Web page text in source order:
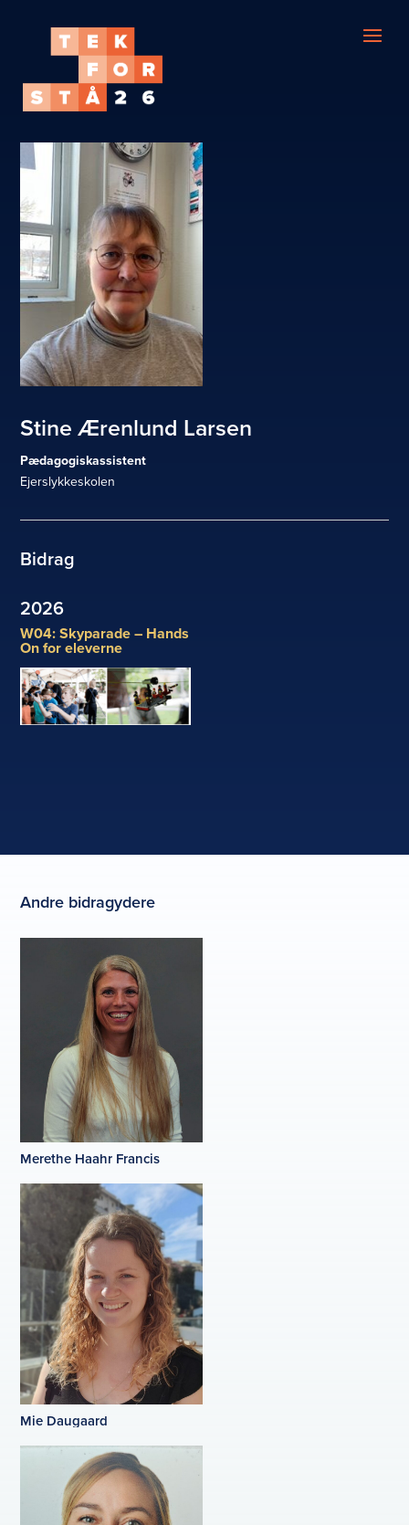
Stine Ærenlund Larsen
Pædagogiskassistent
Ejerslykkeskolen
Bidrag
2026
W04: Skyparade – Hands
On for eleverne
Andre bidragydere
Merethe Haahr Francis
Mie Daugaard